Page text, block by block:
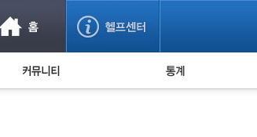
사기 예방했어요! 누적 피해사례 통계